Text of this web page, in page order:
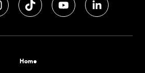
Home